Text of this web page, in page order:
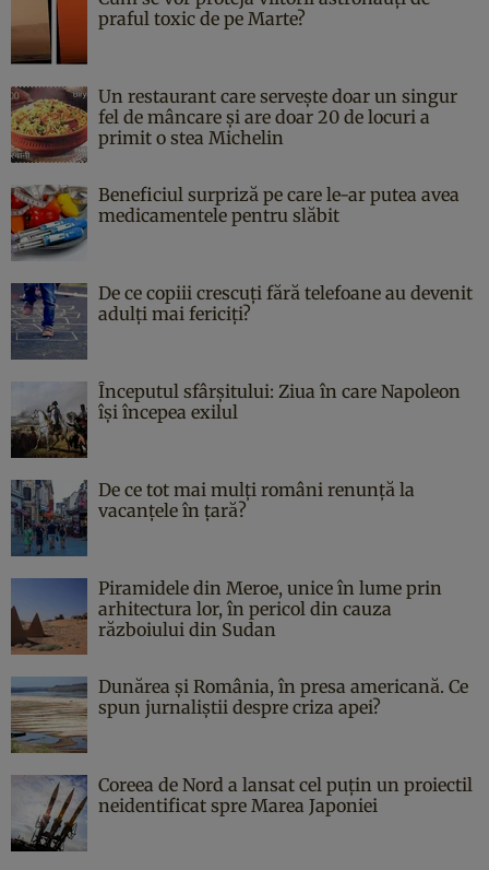
praful toxic de pe Marte?
Un restaurant care servește doar un singur
fel de mâncare și are doar 20 de locuri a
primit o stea Michelin
Beneficiul surpriză pe care le-ar putea avea
medicamentele pentru slăbit
De ce copiii crescuți fără telefoane au devenit
adulți mai fericiți?
Începutul sfârşitului: Ziua în care Napoleon
îşi începea exilul
De ce tot mai mulți români renunță la
vacanțele în țară?
Piramidele din Meroe, unice în lume prin
arhitectura lor, în pericol din cauza
războiului din Sudan
Dunărea și România, în presa americană. Ce
spun jurnaliștii despre criza apei?
Coreea de Nord a lansat cel puțin un proiectil
neidentificat spre Marea Japoniei